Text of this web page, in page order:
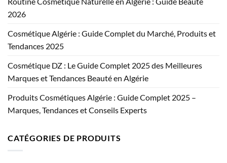
2026
Cosmétique Algérie : Guide Complet du Marché, Produits et
Tendances 2025
Cosmétique DZ : Le Guide Complet 2025 des Meilleures
Marques et Tendances Beauté en Algérie
Produits Cosmétiques Algérie : Guide Complet 2025 –
Marques, Tendances et Conseils Experts
CATÉGORIES DE PRODUITS